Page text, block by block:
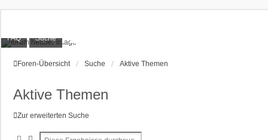
XT1200Z-Forum
FAQ Suche
Foren-Übersicht Suche Aktive Themen
Aktive Themen
Zur erweiterten Suche